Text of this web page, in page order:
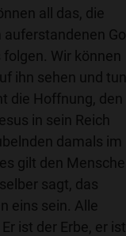
all das, die
Wir können
ihn sehen und tun,
die Hoffnung, den
in sein Reich
damals im
gilt den
sagt, das
eins sein. Alle
ist der Erbe, er ist